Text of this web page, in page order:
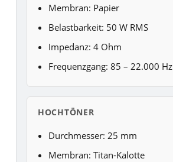
Membran: Papier
Belastbarkeit: 50 W RMS
Impedanz: 4 Ohm
Frequenzgang: 85 – 22.000 Hz
HOCHTÖNER
Durchmesser: 25 mm
Membran: Titan-Kalotte